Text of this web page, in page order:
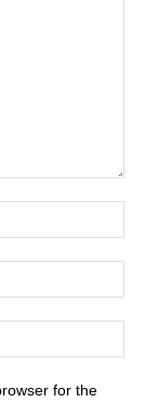
for the